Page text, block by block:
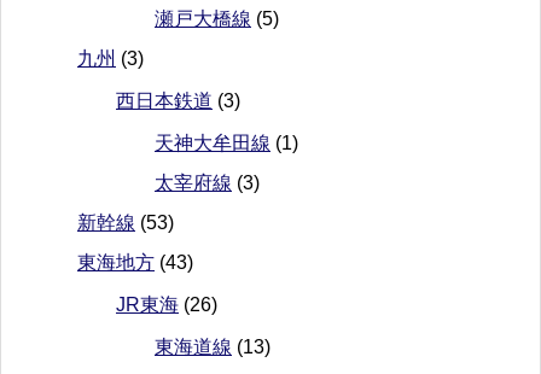
瀬戸大橋線 (5)
九州 (3)
西日本鉄道 (3)
天神大牟田線 (1)
太宰府線 (3)
新幹線 (53)
東海地方 (43)
JR東海 (26)
東海道線 (13)